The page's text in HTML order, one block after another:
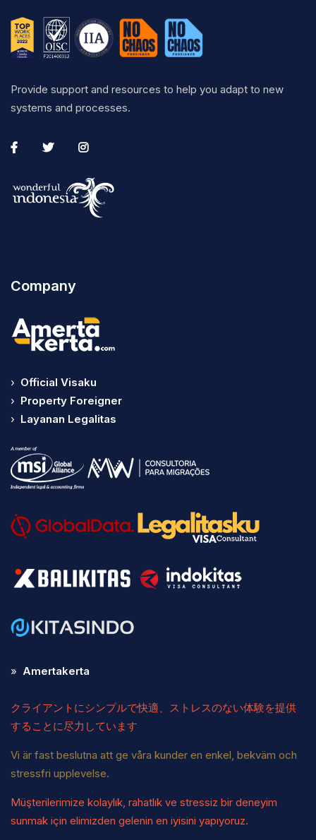
Provide support and resources to help you adapt to new
systems and processes.
Company
› Official Visaku
› Property Foreigner
› Layanan Legalitas
» Amertakerta
クライアントにシンプルで快適、ストレスのない体験を提供
することに尽力しています
Vi är fast beslutna att ge våra kunder en enkel, bekväm och
stressfri upplevelse.
Müşterilerimize kolaylık, rahatlık ve stressiz bir deneyim
sunmak için elimizden gelenin en iyisini yapıyoruz.